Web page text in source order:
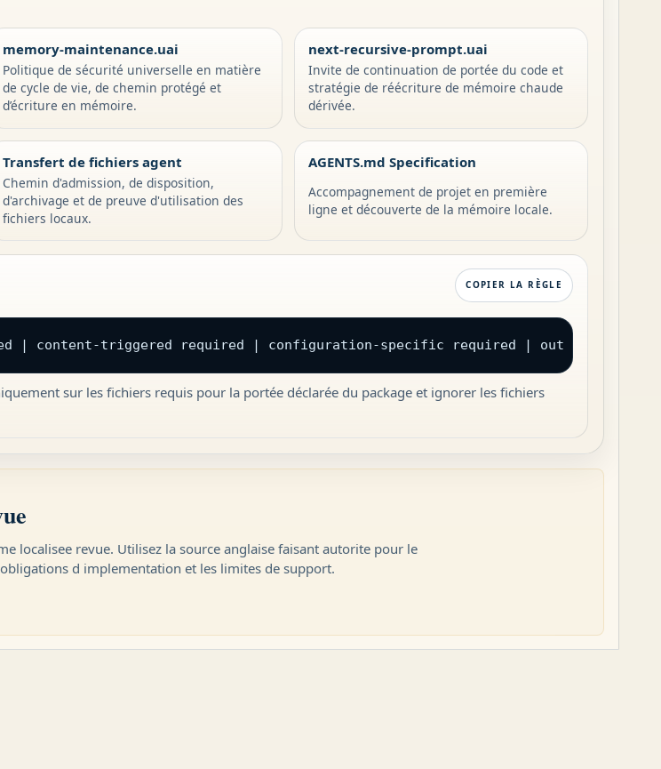
memory-maintenance.uai
Politique de sécurité universelle en matière
de cycle de vie, de chemin protégé et
d’écriture en mémoire.
next-recursive-prompt.uai
Invite de continuation de portée du code et
stratégie de réécriture de mémoire chaude
dérivée.
Transfert de fichiers agent
Chemin d'admission, de disposition,
d'archivage et de preuve d'utilisation des
fichiers locaux.
AGENTS.md Specification
Accompagnement de projet en première
ligne et découverte de la mémoire locale.
COPIER LA RÈGLE
| content-triggered required | configuration-specific required | out of scope
sur les fichiers requis pour la portée déclarée du package et ignorer les fichiers
localisee revue. Utilisez la source anglaise faisant autorite pour le
d implementation et les limites de support.